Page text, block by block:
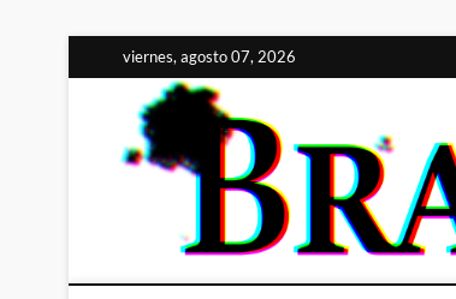
al
contenido
viernes, agosto 07, 2026